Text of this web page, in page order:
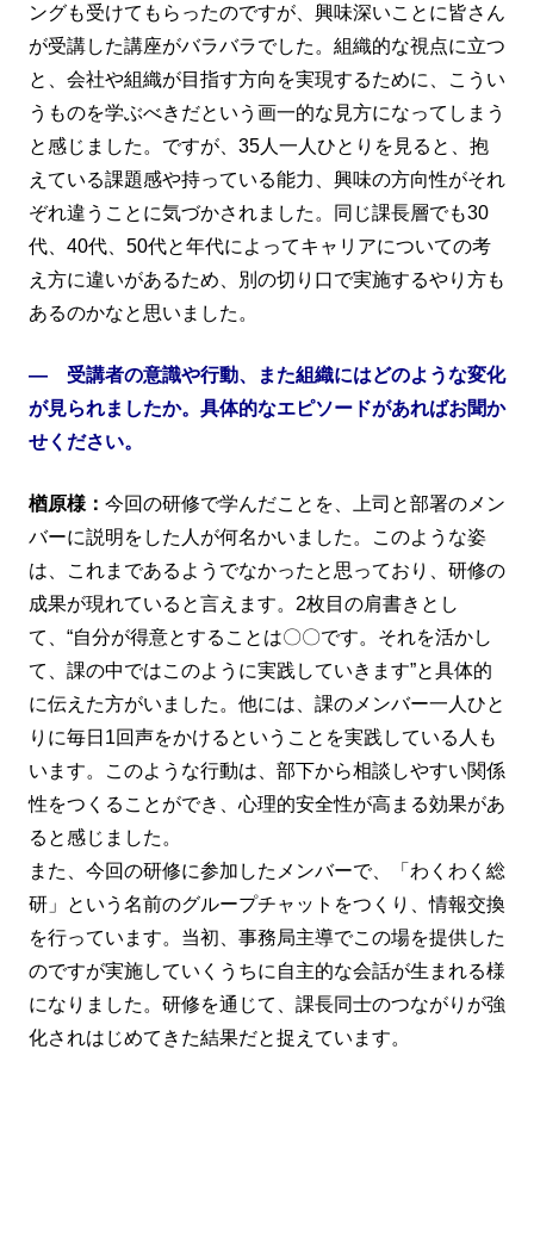
ングも受けてもらったのですが、興味深いことに皆さん
が受講した講座がバラバラでした。組織的な視点に立つ
と、会社や組織が目指す方向を実現するために、こうい
うものを学ぶべきだという画一的な見方になってしまう
と感じました。ですが、35人一人ひとりを見ると、抱
えている課題感や持っている能力、興味の方向性がそれ
ぞれ違うことに気づかされました。同じ課長層でも30
代、40代、50代と年代によってキャリアについての考
え方に違いがあるため、別の切り口で実施するやり方も
あるのかなと思いました。
― 受講者の意識や行動、また組織にはどのような変化
が見られましたか。具体的なエピソードがあればお聞か
せください。
楢原様： 今回の研修で学んだことを、上司と部署のメン
バーに説明をした人が何名かいました。このような姿
は、これまであるようでなかったと思っており、研修の
成果が現れていると言えます。2枚目の肩書きとし
て、“自分が得意とすることは〇〇です。それを活かし
て、課の中ではこのように実践していきます”と具体的
に伝えた方がいました。他には、課のメンバー一人ひと
りに毎日1回声をかけるということを実践している人も
います。このような行動は、部下から相談しやすい関係
性をつくることができ、心理的安全性が高まる効果があ
ると感じました。
また、今回の研修に参加したメンバーで、「わくわく総
研」という名前のグループチャットをつくり、情報交換
を行っています。当初、事務局主導でこの場を提供した
のですが実施していくうちに自主的な会話が生まれる様
になりました。研修を通じて、課長同士のつながりが強
化されはじめてきた結果だと捉えています。